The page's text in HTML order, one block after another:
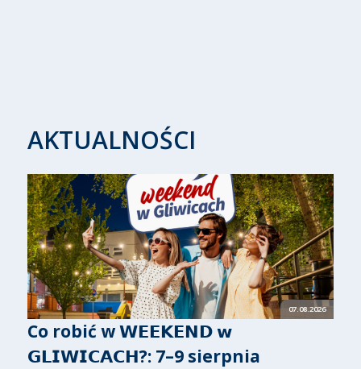
AKTUALNOŚCI
07.08.2026
Co robić w 𝗪𝗘𝗘𝗞𝗘𝗡𝗗 𝘄
𝗚𝗟𝗜𝗪𝗜𝗖𝗔𝗖𝗛?: 7–9 sierpnia